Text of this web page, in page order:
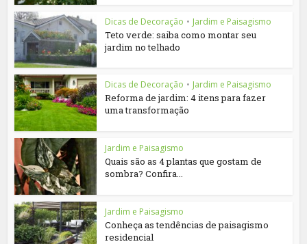
Dicas de Decoração • Jardim e Paisagismo
Teto verde: saiba como montar seu
jardim no telhado
Dicas de Decoração • Jardim e Paisagismo
Reforma de jardim: 4 itens para fazer
uma transformação
Jardim e Paisagismo
Quais são as 4 plantas que gostam de
sombra? Confira...
Jardim e Paisagismo
Conheça as tendências de paisagismo
residencial